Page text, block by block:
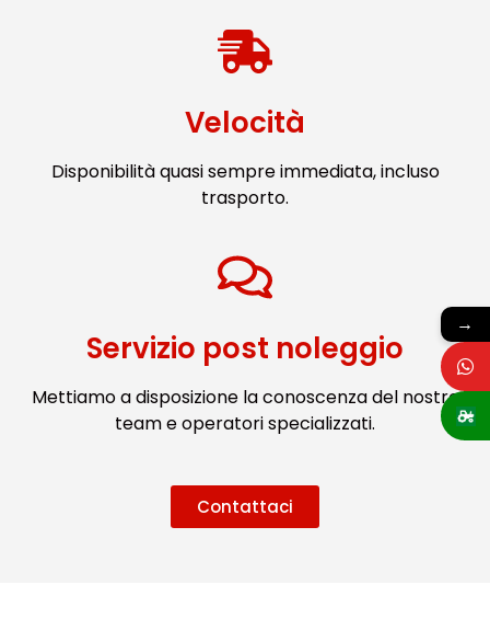
Velocità
Disponibilità quasi sempre immediata, incluso
trasporto.
Servizio post noleggio
Mettiamo a disposizione la conoscenza del nostro
team e operatori specializzati.
Contattaci
→